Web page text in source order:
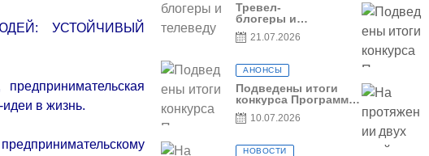
УСТОЙЧИВЫЙ
в жизнь.
Тревел-
блогеры и
телеведущие
из Словении
телевизионный
выпуск о
Гагаузии
21.07.2026
АНОНСЫ
Подведены итоги
конкурса Программы
по предоставлению
грантов субъектам
предпринимательства
– 2026
10.07.2026
НОВОСТИ